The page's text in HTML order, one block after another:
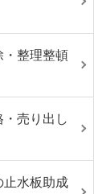
・整理整頓
売り出し
止水板助成